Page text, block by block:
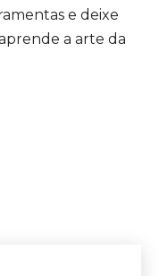
e deixe
a arte da